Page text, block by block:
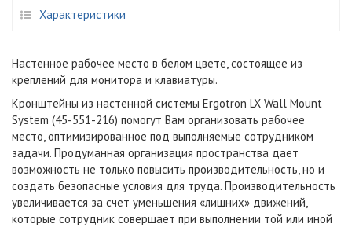
Характеристики
Настенное рабочее место в белом цвете, состоящее из
креплений для монитора и клавиатуры.
Кронштейны из настенной системы Ergotron LX Wall Mount
System (45-551-216) помогут Вам организовать рабочее
место, оптимизированное под выполняемые сотрудником
задачи. Продуманная организация пространства дает
возможность не только повысить производительность, но и
создать безопасные условия для труда. Производительность
увеличивается за счет уменьшения «лишних» движений,
которые сотрудник совершает при выполнении той или иной